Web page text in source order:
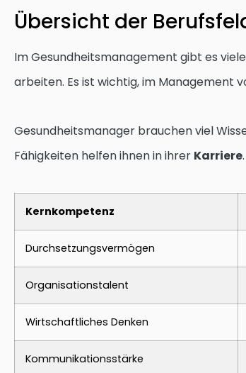
Übersicht der
Im Gesundheitsmanagement gibt es
arbeiten. Es ist wichtig, im Management
Gesundheitsmanager brauchen viel
Fähigkeiten helfen ihnen in ihrer Karriere.
Kernkompetenz
Durchsetzungsvermögen
Organisationstalent
Wirtschaftliches Denken
Kommunikationsstärke